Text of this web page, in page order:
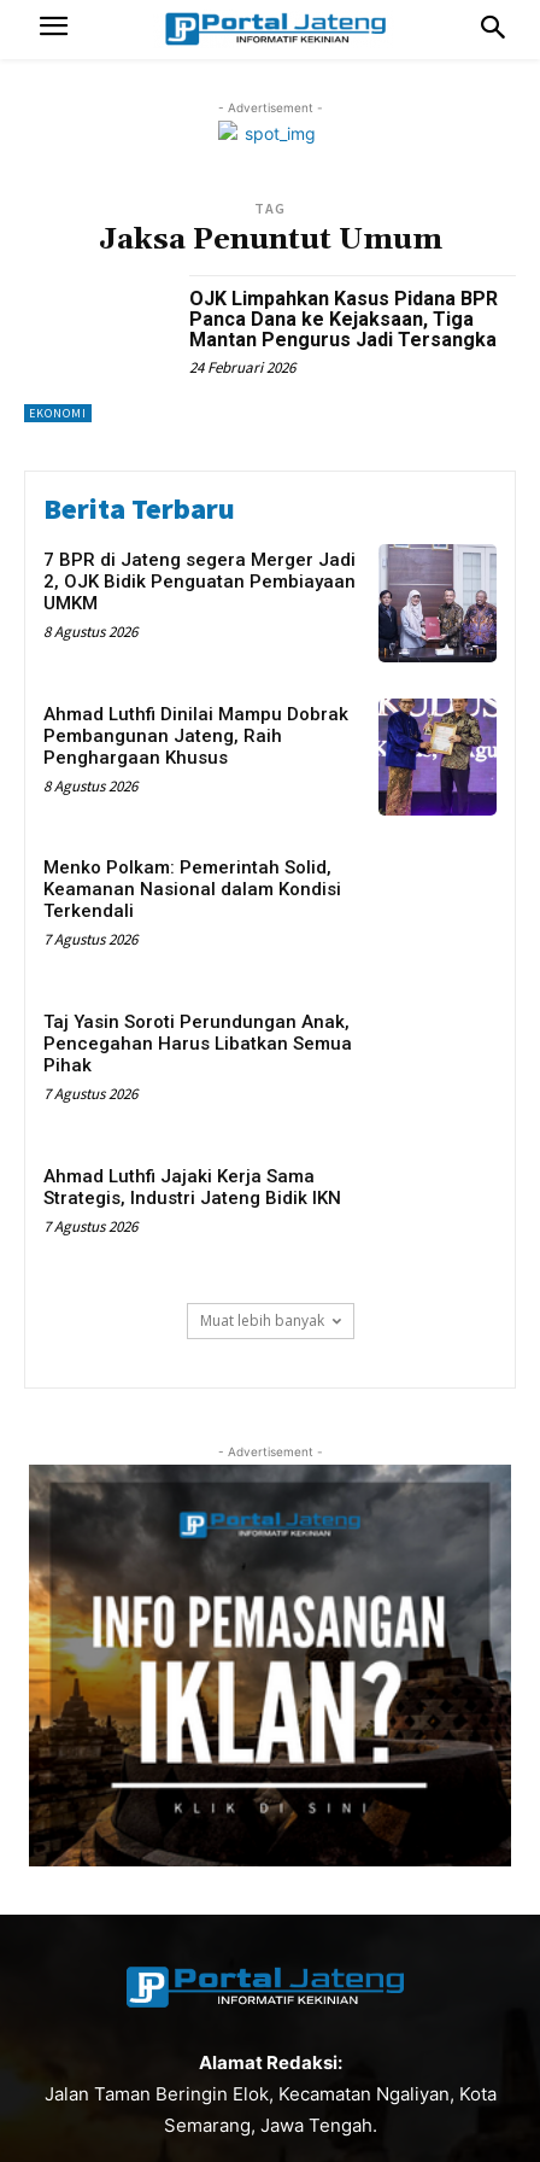
- Advertisement -
TAG
Jaksa Penuntut Umum
EKONOMI
OJK Limpahkan Kasus Pidana BPR
Panca Dana ke Kejaksaan, Tiga
Mantan Pengurus Jadi Tersangka
24 Februari 2026
Berita Terbaru
7 BPR di Jateng segera Merger Jadi
2, OJK Bidik Penguatan Pembiayaan
UMKM
8 Agustus 2026
Ahmad Luthfi Dinilai Mampu Dobrak
Pembangunan Jateng, Raih
Penghargaan Khusus
8 Agustus 2026
Menko Polkam: Pemerintah Solid,
Keamanan Nasional dalam Kondisi
Terkendali
7 Agustus 2026
Taj Yasin Soroti Perundungan Anak,
Pencegahan Harus Libatkan Semua
Pihak
7 Agustus 2026
Ahmad Luthfi Jajaki Kerja Sama
Strategis, Industri Jateng Bidik IKN
7 Agustus 2026
Muat lebih banyak
- Advertisement -
Alamat Redaksi:
Jalan Taman Beringin Elok, Kecamatan Ngaliyan, Kota
Semarang, Jawa Tengah.